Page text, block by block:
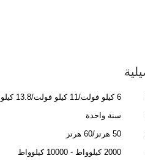
6 كيلو فولت/11 كيلو فولت/13.8 كيلو فولت
سنة واحدة
50 هرتز/60 هرتز
2000 كيلوواط - 10000 كيلوواط